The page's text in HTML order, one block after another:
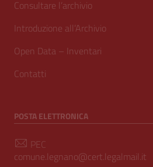
Consultare l’archivio
Introduzione all’Archivio
Open Data – Inventari
Contatti
POSTA ELETTRONICA
PEC
comune.legnano@cert.legalmail.it